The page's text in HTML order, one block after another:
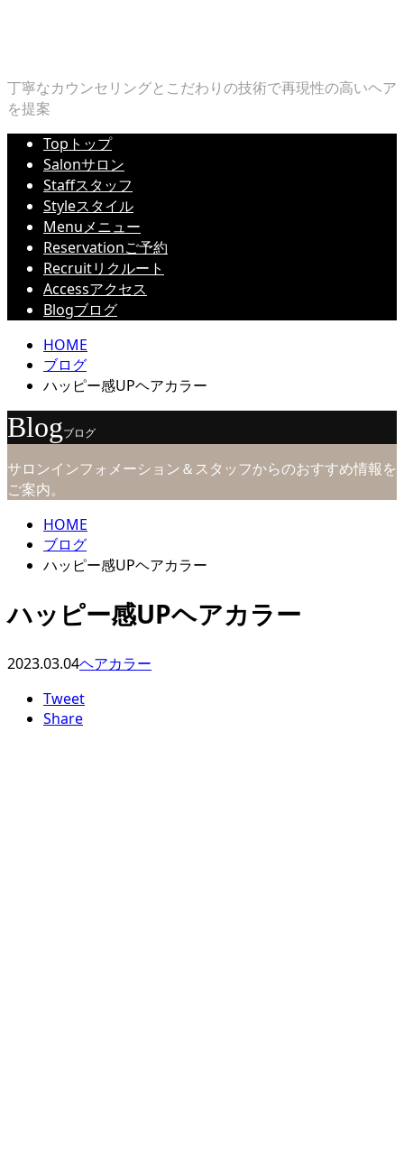
丁寧なカウンセリングとこだわりの技術で再現性の高いヘア
を提案
Top トップ
Salonサロン
Staffスタッフ
Styleスタイル
Menuメニュー
Reservationご予約
Recruitリクルート
Accessアクセス
Blogブログ
HOME
ブログ
ハッピー感UPヘアカラー
Blogブログ
サロンインフォメーション＆スタッフからのおすすめ情報を
ご案内。
HOME
ブログ
ハッピー感UPヘアカラー
ハッピー感UPヘアカラー
2023.03.04ヘアカラー
Tweet
Share